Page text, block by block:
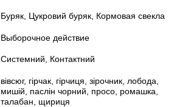
Буряк, Цукровий буряк, Кормовая свекла
Выборочное действие
Системний, Контактний
вівсюг, гірчак, гірчиця, зірочник, лобода,
мишій, паслін чорний, просо, ромашка,
талабан, щириця